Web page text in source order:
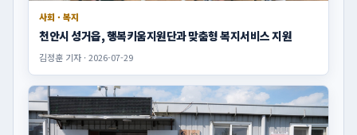
사회 · 복지
천안시 성거읍, 행복키움지원단과 맞춤형 복지서비스 지원
김정훈 기자 · 2026-07-29